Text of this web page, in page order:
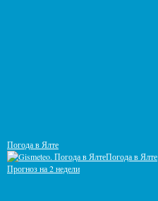
Погода в Ялте
Погода в Ялте
Прогноз на 2 недели